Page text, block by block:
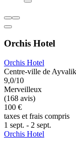
Orchis Hotel
Orchis Hotel
Centre-ville de Ayvalik
9,0/10
Merveilleux
(168 avis)
100 €
taxes et frais compris
1 sept. - 2 sept.
Orchis Hotel